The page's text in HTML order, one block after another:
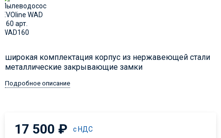
широкая комплектация корпус из нержавеющей стали
металлические закрывающие замки
Подробное описание
17 500₽ с НДС